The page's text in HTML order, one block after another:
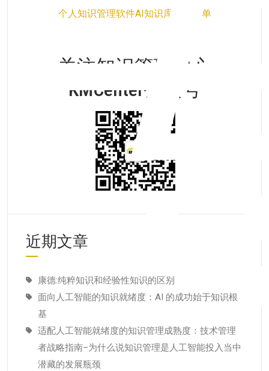
个人知识管理软件AI知识库系统清单
关注知识管理中心
KMCenter公众号
近期文章
康德:纯粹知识和经验性知识的区别
面向人工智能的知识就绪度：AI 的成功始于知识根
基
适配人工智能就绪度的知识管理成熟度：技术管理
者战略指南–为什么说知识管理是人工智能投入当中
潜藏的发展瓶颈